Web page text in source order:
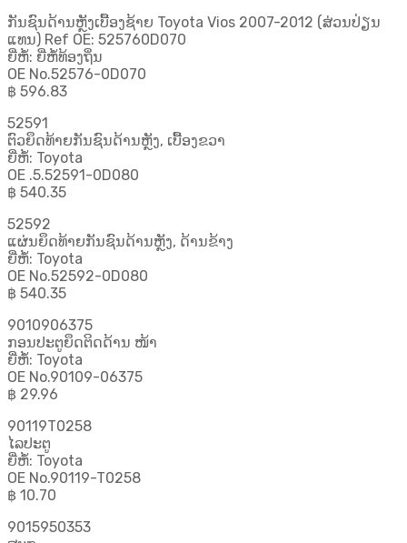
ກັນຊົນດ້ານຫຼັງເບື້ອງຊ້າຍ Toyota Vios 2007-2012 (ສ່ວນປ່ຽນ
ແທນ) Ref OE: 525760D070
ຍີ່ຫໍ້: ຍີ່ຫໍ້ທ້ອງຖິ່ນ
OE No.52576-0D070
฿ 596.83
52591
ຕົວຍຶດທ້າຍກັນຊົນດ້ານຫຼັງ, ເບື້ອງຂວາ
ຍີ່ຫໍ້: Toyota
OE .5.52591-0D080
฿ 540.35
52592
ແຜ່ນຍຶດທ້າຍກັນຊົນດ້ານຫຼັງ, ດ້ານຂ້າງ
ຍີ່ຫໍ້: Toyota
OE No.52592-0D080
฿ 540.35
9010906375
ກອນປະຕູຍຶດຕິດດ້ານ ໜ້າ
ຍີ່ຫໍ້: Toyota
OE No.90109-06375
฿ 29.96
90119T0258
ໄລປະຕູ
ຍີ່ຫໍ້: Toyota
OE No.90119-T0258
฿ 10.70
9015950353